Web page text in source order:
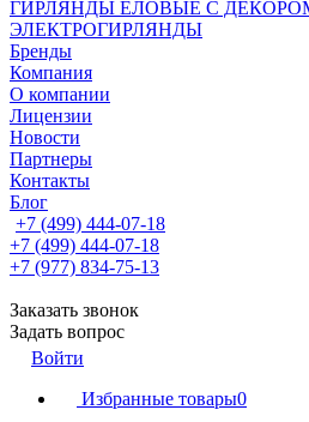
ГИРЛЯНДЫ ЕЛОВЫЕ С ДЕКОРОМ
ЭЛЕКТРОГИРЛЯНДЫ
Бренды
Компания
О компании
Лицензии
Новости
Партнеры
Контакты
Блог
+7 (499) 444-07-18
+7 (499) 444-07-18
+7 (977) 834-75-13
Заказать звонок
Задать вопрос
Войти
Избранные товары0